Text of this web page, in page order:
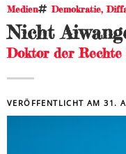
Medien Demokratie,
Nicht
Doktor der
VERÖFFENTLICHT AM31.